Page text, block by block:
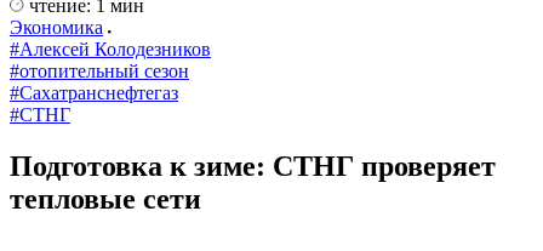
чтение: 1 мин
Экономика
#Алексей Колодезников
#отопительный сезон
#Сахатранснефтегаз
#СТНГ
Подготовка к зиме: СТНГ проверяет
тепловые сети